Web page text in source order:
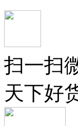
扫一扫
天下好